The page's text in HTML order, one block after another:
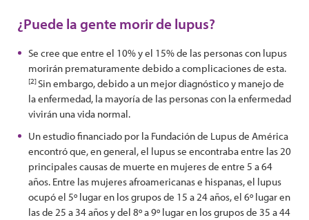
¿Puede la gente morir de lupus?
Se cree que entre el 10% y el 15% de las personas con lupus
morirán prematuramente debido a complicaciones de esta.
[2]Sin embargo, debido a un mejor diagnóstico y manejo de
la enfermedad, la mayoría de las personas con la enfermedad
vivirán una vida normal.
Un estudio financiado por la Fundación de Lupus de América
encontró que, en general, el lupus se encontraba entre las 20
principales causas de muerte en mujeres de entre 5 a 64
años. Entre las mujeres afroamericanas e hispanas, el lupus
ocupó el 5º lugar en los grupos de 15 a 24 años, el 6º lugar en
las de 25 a 34 años y del 8º a 9º lugar en los grupos de 35 a 44